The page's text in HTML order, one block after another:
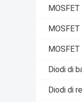
Diodi di
Diodi di